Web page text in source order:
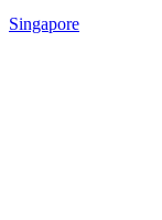
Singapore